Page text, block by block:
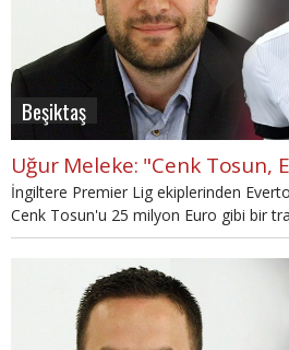
Beşiktaş
İngiltere Premier Lig ekiplerinden
Cenk Tosun'u 25 milyon Euro gibi bir
kadrosuna katmak üzere.